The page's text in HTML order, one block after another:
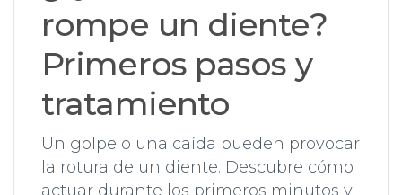
rompe un diente?
Primeros pasos y
tratamiento
Un golpe o una caída pueden provocar
la rotura de un diente. Descubre cómo
actuar durante los primeros minutos y